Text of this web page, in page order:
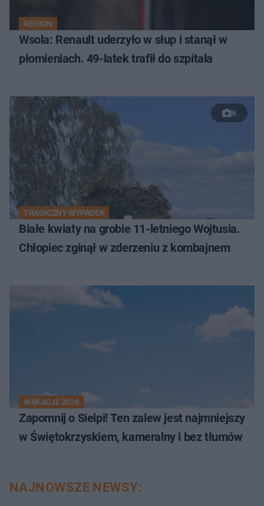
REGION
Wsola: Renault uderzyło w słup i stanął w
płomieniach. 49-latek trafił do szpitala
6
TRAGICZNY WYPADEK
Białe kwiaty na grobie 11-letniego Wojtusia.
Chłopiec zginął w zderzeniu z kombajnem
WAKACJE 2026
Zapomnij o Sielpi! Ten zalew jest najmniejszy
w Świętokrzyskiem, kameralny i bez tłumów
NAJNOWSZE NEWSY: